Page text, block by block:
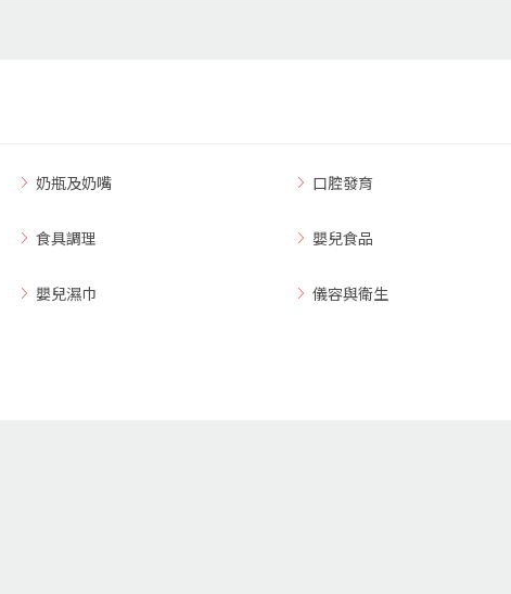
奶瓶及奶嘴 口腔發育
食具調理 嬰兒食品
嬰兒濕巾 儀容與衛生